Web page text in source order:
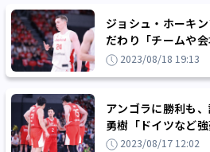
ジョシュ・ホーキ
だわり「チームや
ちに勢いをもたらし
2023/08/18 19:13
アンゴラに勝利も
勇樹「ドイツなど
かと言ったら簡単で
2023/08/17 12:02